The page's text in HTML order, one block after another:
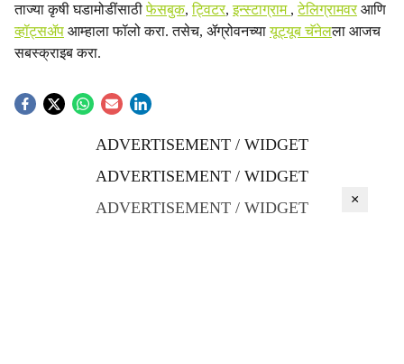
ताज्या कृषी घडामोडींसाठीफेसबुक,ट्विटर,इन्स्टाग्राम ,टेलिग्रामवरआणि
व्हॉट्सॲप आम्हाला फॉलो करा. तसेच, ॲग्रोवनच्यायूट्यूब चॅनेलला आजच
सबस्क्राइब करा.
ADVERTISEMENT / WIDGET
ADVERTISEMENT / WIDGET
ADVERTISEMENT / WIDGET
×